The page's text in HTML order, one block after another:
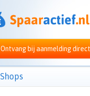
Ontvang bij aanmelding
Shops